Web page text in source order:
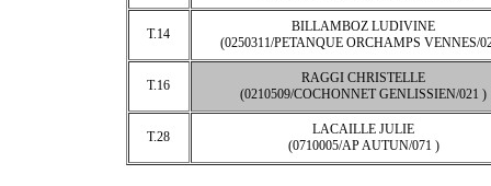
T.14
BILLAMBOZ LUDIVINE
(0250311/PETANQUE ORCHAMPS VENNES/
T.16
RAGGI CHRISTELLE
(0210509/COCHONNET GENLISSIEN/021 )
T.28
LACAILLE JULIE
(0710005/AP AUTUN/071 )